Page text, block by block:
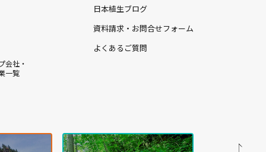
会社・
一覧
日本植生ブログ
資料請求・お問合せフォーム
よくあるご質問